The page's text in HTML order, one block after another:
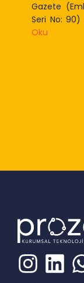
Gazete
Seri No: 90)
Oku